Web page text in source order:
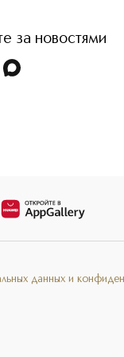
за новостями
данных и